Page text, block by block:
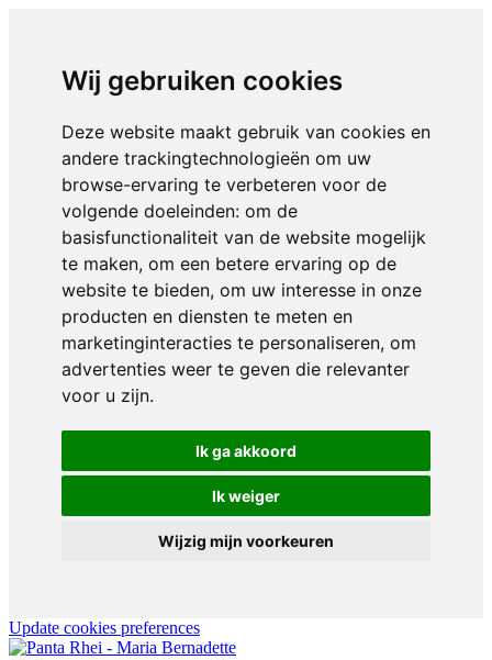
Wij gebruiken cookies
Deze website maakt gebruik van cookies en
andere trackingtechnologieën om uw
browse-ervaring te verbeteren voor de
volgende doeleinden: om de
basisfunctionaliteit van de website mogelijk
te maken, om een betere ervaring op de
website te bieden, om uw interesse in onze
producten en diensten te meten en
marketinginteracties te personaliseren, om
advertenties weer te geven die relevanter
voor u zijn.
Ik ga akkoord
Ik weiger
Wijzig mijn voorkeuren
Update cookies preferences